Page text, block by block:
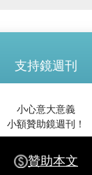
支持鏡週刊
小心意大意義
小額贊助鏡週刊！
贊助本文